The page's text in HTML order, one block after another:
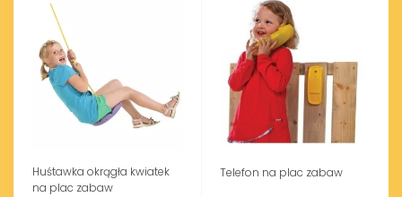
Huśtawka okrągła kwiatek
na plac zabaw
Telefon na plac zabaw